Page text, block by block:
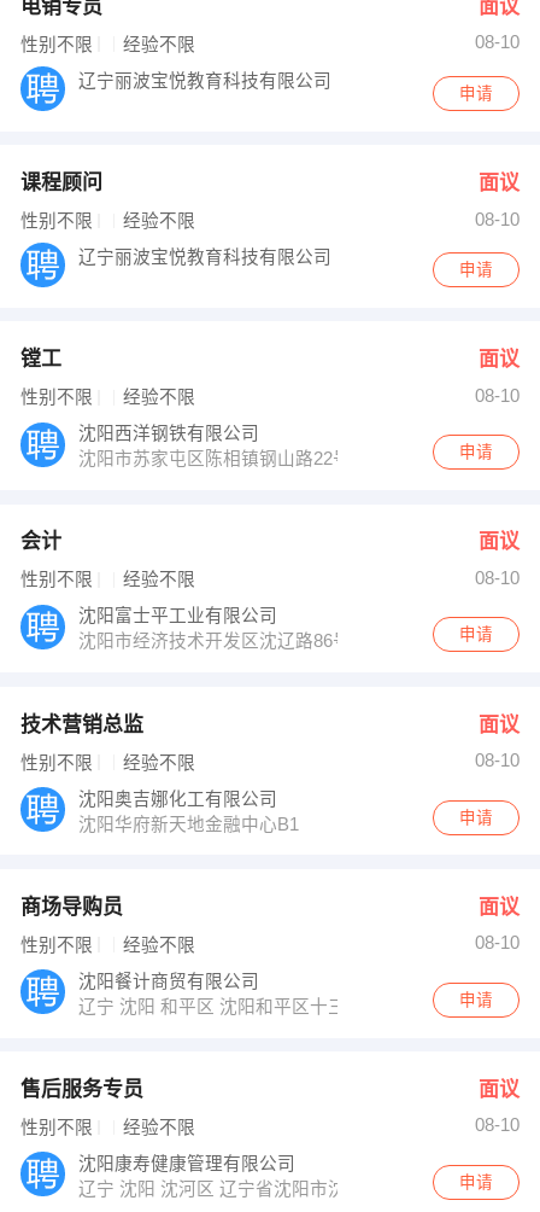
电销专员 面议
性别不限 经验不限
08-10
辽宁丽波宝悦教育科技有限公司
申请
课程顾问 面议
性别不限 经验不限
08-10
辽宁丽波宝悦教育科技有限公司
申请
镗工 面议
性别不限 经验不限
08-10
沈阳西洋钢铁有限公司
沈阳市苏家屯区陈相镇钢山路22号
申请
会计 面议
性别不限 经验不限
08-10
沈阳富士平工业有限公司
沈阳市经济技术开发区沈辽路86号202室
申请
技术营销总监 面议
性别不限 经验不限
08-10
沈阳奥吉娜化工有限公司
沈阳华府新天地金融中心B1
申请
商场导购员 面议
性别不限 经验不限
08-10
沈阳餐计商贸有限公司
辽宁 沈阳 和平区 沈阳和平区十三纬路格林SOHO炊具交
申请
售后服务专员 面议
性别不限 经验不限
08-10
沈阳康寿健康管理有限公司
辽宁 沈阳 沈河区 辽宁省沈阳市沈河区奉天街333号
申请